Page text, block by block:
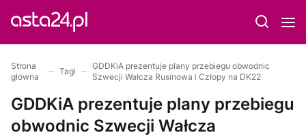
Strona
główna
Tagi
GDDKiA prezentuje plany przebiegu obwodnic
Szwecji Wałcza Rusinowa i Człopy na DK22
GDDKiA prezentuje plany przebiegu
obwodnic Szwecji Wałcza